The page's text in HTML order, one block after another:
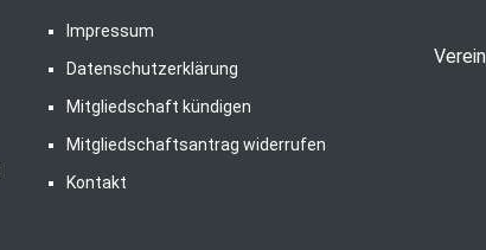
Impressum
Datenschutzerklärung
Mitgliedschaft kündigen
Mitgliedschaftsantrag widerrufen
Kontakt